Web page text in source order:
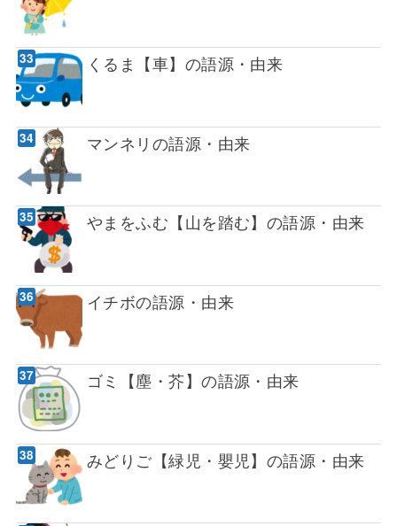
くるま【車】の語源・由来
マンネリの語源・由来
やまをふむ【山を踏む】の語源・由来
イチボの語源・由来
ゴミ【塵・芥】の語源・由来
みどりご【緑児・嬰児】の語源・由来